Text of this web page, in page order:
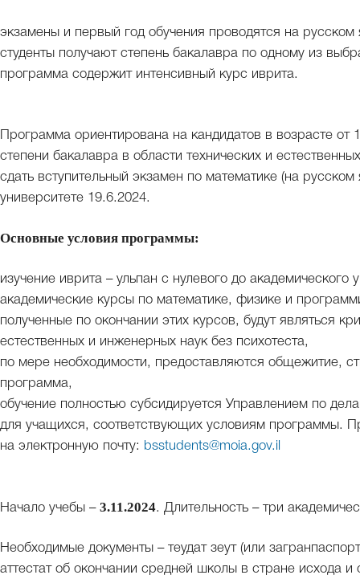
экзамены и первый год обучения проводятся на русском
студенты получают степень бакалавра по одному из
программа содержит интенсивный курс иврита.
Программа ориентирована на кандидатов в возрасте от
степени бакалавра в области технических и
сдать вступительный экзамен по математике (на
университете 19.6.2024.
Основные условия программы:
изучение иврита – ульпан с нулевого до академического
академические курсы по математике, физике и
полученные по окончании этих курсов, будут являться
естественных и инженерных наук без психотеста,
по мере необходимости, предоставляются общежитие,
программа,
обучение полностью субсидируется Управлением по
для учащихся, соответствующих условиям программы.
на электронную почту: bsstudents@moia.gov.il
Начало учебы – 3.11.2024. Длительность – три
Необходимые документы – теудат зеут (или
аттестат об окончании средней школы в стране исхода